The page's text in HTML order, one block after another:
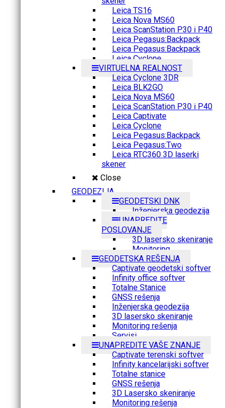
Leica TS16
Leica Nova MS60
Leica ScanStation P30 i P40
Leica Pegasus:Backpack
Leica Pegasus:Backpack
Leica Cyclone
VIRTUELNA REALNOST
Leica Cyclone 3DR
Leica BLK2GO
Leica Nova MS60
Leica ScanStation P30 i P40
Leica Captivate
Leica Cyclone
Leica Pegasus:Backpack
Leica Pegasus:Two
Leica RTC360 3D laserki
skener
Close
GEODEZIJA
GEODETSKI DNK
Inženjerska geodezija
UNAPREDITE
POSLOVANJE
3D lasersko skeniranje
Monitoring
GEODETSKA REŠENJA
Captivate geodetski softver
Infinity office softver
Totalne Stanice
GNSS rešenja
Inženjerska geodezija
3D lasersko skeniranje
Monitoring rešenja
Servisi
UNAPREDITE VAŠE ZNANJE
Captivate terenski softver
Infinity kancelarijski softver
Totalne stanice
GNSS rešenja
3D Lasersko skeniranje
Monitoring rešenja